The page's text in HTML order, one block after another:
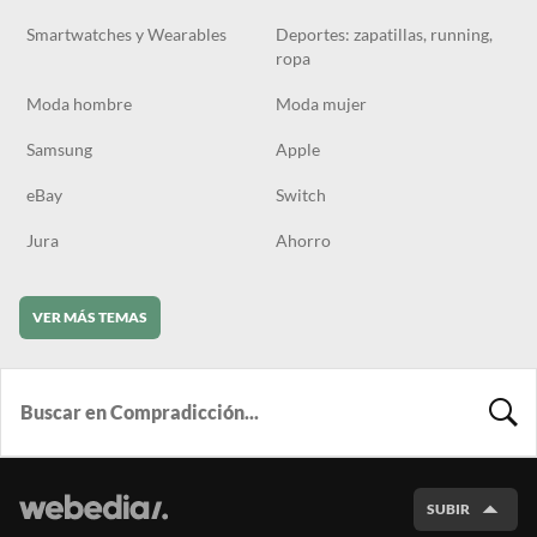
Smartwatches y Wearables
Deportes: zapatillas, running,
ropa
Moda hombre Moda mujer
Samsung Apple
eBay Switch
Jura Ahorro
VER MÁS TEMAS
SUBIR